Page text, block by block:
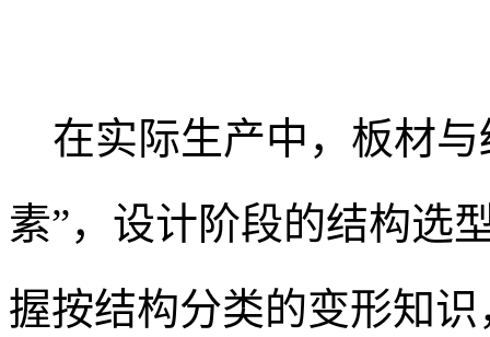
在实际生产中，板材与
素”，设计阶段的结构选
握按结构分类的变形知